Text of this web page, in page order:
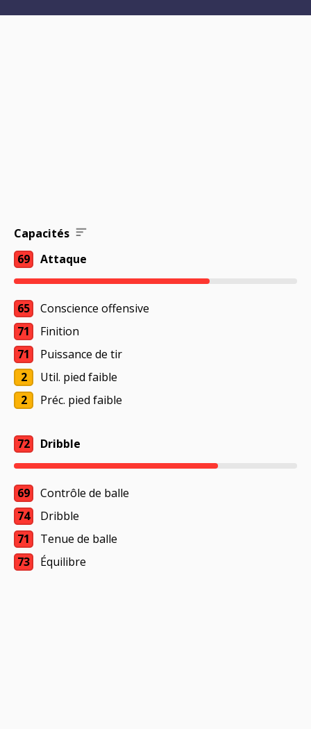
Capacités
69
Attaque
65
Conscience offensive
71
Finition
71
Puissance de tir
2
Util. pied faible
2
Préc. pied faible
72 Dribble
69
Contrôle de balle
74
Dribble
71
Tenue de balle
73
Équilibre